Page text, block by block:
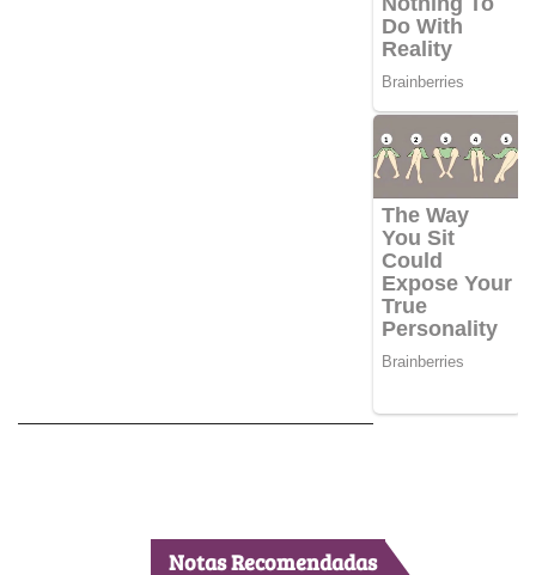
Notas Recomendadas